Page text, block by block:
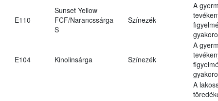
E110
Sunset Yellow
FCF/Narancssárga
S
Színezék
A
E104 Kinolinsárga Színezék
A
A